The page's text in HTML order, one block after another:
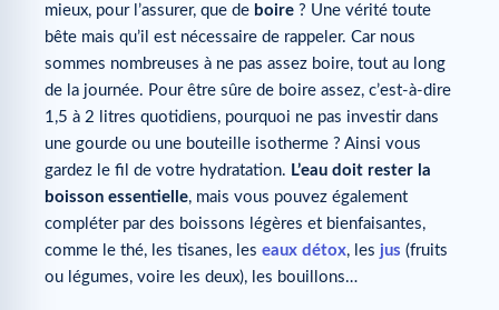
mieux, pour l’assurer, que de boire ? Une vérité toute
bête mais qu’il est nécessaire de rappeler. Car nous
sommes nombreuses à ne pas assez boire, tout au long
de la journée. Pour être sûre de boire assez, c’est-à-dire
1,5 à 2 litres quotidiens, pourquoi ne pas investir dans
une gourde ou une bouteille isotherme ? Ainsi vous
gardez le fil de votre hydratation. L’eau doit rester la
boisson essentielle, mais vous pouvez également
compléter par des boissons légères et bienfaisantes,
comme le thé, les tisanes, les eaux détox, les jus (fruits
ou légumes, voire les deux), les bouillons…